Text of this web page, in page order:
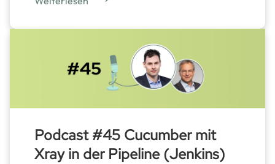
Podcast #45 Cucumber mit
Xray in der Pipeline (Jenkins)